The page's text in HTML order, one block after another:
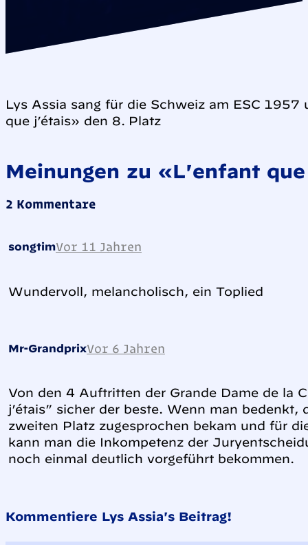
Lys Assia sang für die Schweiz am ESC 1957
que j’étais» den 8. Platz
Meinungen zu «L'enfant
2 Kommentare
songtimVor 11 Jahren
Wundervoll, melancholisch, ein Toplied
Mr-GrandprixVor 6 Jahren
Von den 4 Auftritten der Grande Dame de la
j’étais” sicher der beste. Wenn man bedenkt,
zweiten Platz zugesprochen bekam und für
kann man die Inkompetenz der
noch einmal deutlich vorgeführt bekommen.
Kommentiere Lys Assia's Beitrag!